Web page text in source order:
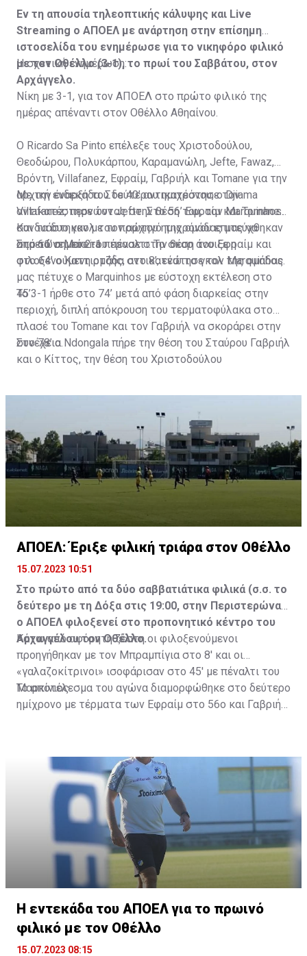
Εν τη απουσία τηλεοπτικής κάλυψης και Live
Streaming ο ΑΠΟΕΛ με ανάρτηση στην επίσημη
ιστοσελίδα του ενημέρωσε για το νικηφόρο φιλικό
με τον Οθέλλο (3-1), το πρωί του Σαββάτου, στον
Αρχάγγελο.
Η σχετική ενημέρωση:
Νίκη με 3-1, για τον ΑΠΟΕΛ στο πρώτο φιλικό της
ημέρας απέναντι στον Οθέλλο Αθηαίνου.
Ο Ricardo Sa Pinto επέλεξε τους Χριστοδούλου,
Θεοδώρου, Πολυκάρπου, Καραμανώλη, Jefte, Fawaz,
Βρόντη, Villafanez, Εφραίμ, Γαβριήλ και Tomane για την
αρχική ενδεκάδα. Στο 40’ αντικατέστησε τον
Villafanez, περνώντας στην θέση του, τον Marquinhos.
Και τα δυο γκολ του πρώτου ημιχρόνου επιτεύχθηκαν
από το σημείο του πέναλτι. Το σκορ άνοιξε η
φιλοξενούμενη ομάδα στο 8’, ενώ το γκολ της ομάδας
μας πέτυχε ο Marquinhos με εύστοχη εκτέλεση στο
45’.
Με την έναρξη του δεύτερου ημιχρόνου, ο Djiama
αντικατέστησε τον Jefte. Στο 56’ Εφραίμ και Tomane
συνδυάστηκαν με τον αρχηγό της ομάδας μας να
σημειώνει το 2-1.
Στο 61’ ο Moreira πέρασε στην θέση του Εφραίμ και
στο 64’ ο Καττιρτζής, αντικατέστησε τον Marquinhos.
Το 3-1 ήρθε στο 74’ μετά από φάση διαρκείας στην
περιοχή, διπλή απόκρουση του τερματοφύλακα στο
πλασέ του Tomane και τον Γαβριήλ να σκοράρει στην
συνέχεια.
Στο 78’ ο Ndongala πήρε την θέση του Σταύρου Γαβριήλ
και ο Κίττος, την θέση του Χριστοδούλου
ΑΠΟΕΛ: Έριξε φιλική τριάρα στον Οθέλλο
15.07.2023 10:51
Στο πρώτο από τα δύο σαββατιάτικα φιλικά (σ.σ. το
δεύτερο με τη Δόξα στις 19:00, στην Περιστερώνα)
ο ΑΠΟΕΛ φιλοξενεί στο προπονητικό κέντρο του
Αρχαγγέλου τον Οθέλλο.
Κάτω από αφόρητη ζέστη οι φιλοξενούμενοι
προηγήθηκαν με τον Μπραμπίγια στο 8' και οι
«γαλαζοκίτρινοι» ισοφάρισαν στο 45' με πέναλτι του
Μαρκίνιος.
Το αποτέλεσμα του αγώνα διαμορφώθηκε στο δεύτερο
ημίχρονο με τέρματα των Εφραίμ στο 56ο και Γαβριήλ
Η εντεκάδα του ΑΠΟΕΛ για το πρωινό
φιλικό με τον Οθέλλο
15.07.2023 08:15